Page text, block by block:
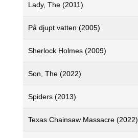
Lady, The (2011)
På djupt vatten (2005)
Sherlock Holmes (2009)
Son, The (2022)
Spiders (2013)
Texas Chainsaw Massacre (2022)